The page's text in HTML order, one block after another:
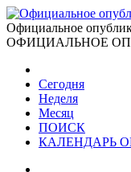
Официальное
ОФИЦИАЛЬНОЕ
Сегодня
Неделя
Месяц
ПОИСК
КАЛЕНДАРЬ